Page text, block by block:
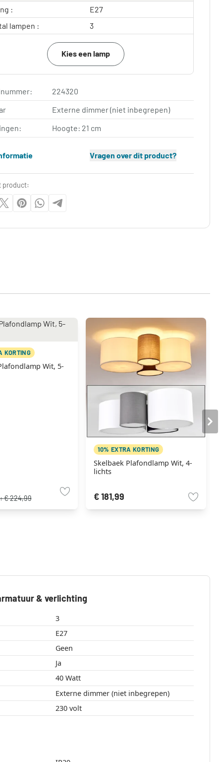
:
E27
lampen :
3
Kies een lamp
224320
Externe dimmer (niet inbegrepen)
Hoogte: 21 cm
Vragen over dit product?
product:
KORTING
Wit, 5-
€ 224,99
10% EXTRA KORTING
Skelbaek Plafondlamp Wit, 4-
lichts
€ 181,99
& verlichting
3
E27
Geen
Ja
40 Watt
Externe dimmer (niet inbegrepen)
230 volt